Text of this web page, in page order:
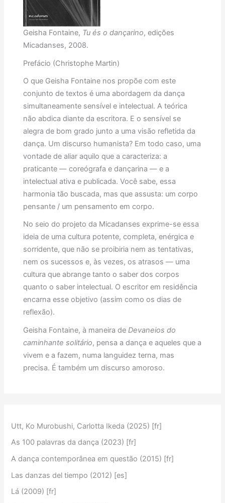
Geisha Fontaine, Tu és o dançarino, edições
Micadanses, 2008.
Prefácio (Christophe Martin)
O que Geisha Fontaine nos propõe com este
conjunto de textos é uma abordagem da dança
simultaneamente sensível e intelectual. A teórica
não abdica diante da escritora. E o sensível se
alegra de bom grado junto a uma visão refletida da
dança. Um discurso humanista? Em todo caso, uma
vontade de aliar aquilo que a caracteriza: a
praticante — coreógrafa e dançarina — e a
intelectual ativa e publicada. Você sabe, essa
harmonia tão buscada, mas que assusta: um corpo
pensante / um pensamento em corpo.
No seio do projeto da Micadanses exprime-se essa
ideia de uma cultura potente, completa, enérgica e
sorridente, que não se proibiria nem as tentativas,
nem os sucessos e, às vezes, os atrasos — uma
cultura que abrange tanto o saber dos corpos
quanto o saber intelectual. O escritor em residência
encarna esse objetivo (assim como os dias de
reflexão).
Geisha Fontaine, à maneira de Devaneios do
caminhante solitário, pensa a dança e aqueles que a
vivem e a fazem, numa languidez terna, mas
precisa. É também um discurso amoroso.
Utt, Ko Murobushi, Carlotta Ikeda (2025) [fr]
As 100 palavras da dança (2023) [fr]
A dança contemporânea em questão (2015) [fr]
Las danzas del tiempo (2012) [es]
Lá (2009) [fr]